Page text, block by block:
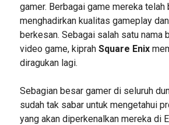
gamer. Berbagai game mereka telah
menghadirkan kualitas gameplay
berkesan. Sebagai salah satu nama
video game, kiprah Square Enix
diragukan lagi.
Sebagian besar gamer di seluruh
sudah tak sabar untuk mengetahui
yang akan diperkenalkan mereka di